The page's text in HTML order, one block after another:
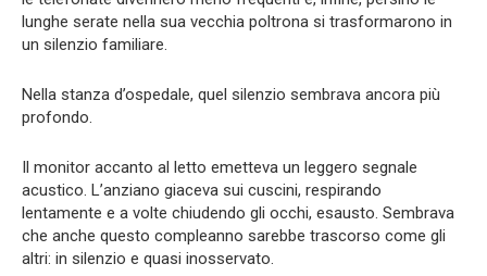
lunghe serate nella sua vecchia poltrona si trasformarono in
un silenzio familiare.
Nella stanza d’ospedale, quel silenzio sembrava ancora più
profondo.
Il monitor accanto al letto emetteva un leggero segnale
acustico. L’anziano giaceva sui cuscini, respirando
lentamente e a volte chiudendo gli occhi, esausto. Sembrava
che anche questo compleanno sarebbe trascorso come gli
altri: in silenzio e quasi inosservato.